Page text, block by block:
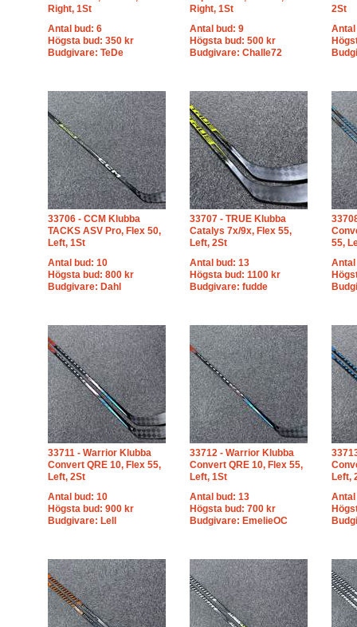
Right, 1St
Antal bud: 6
Högsta bud: 350 kr
Budgivare: TeDe
Right, 1St
Antal bud: 9
Högsta bud: 500 kr
Budgivare: Challe72
2St
Antal
33706 - CCM Klubba
TACKS ASV Pro, Flex 50,
Left, 1St
Antal bud: 10
Högsta bud: 800 kr
Budgivare: Dahl
33707 - TRUE Klubba
Catalys 7x/9x, Flex 55,
Left, 2St
Antal bud: 13
Högsta bud: 1100 kr
Budgivare: fudde
55,
Antal
33711 - Warrior Klubba
Convert QRE 10, Flex 55,
Left, 2St
Antal bud: 10
Högsta bud: 900 kr
Budgivare: Lell
33712 - Warrior Klubba
Convert QRE 10, Flex 55,
Left, 1St
Antal bud: 13
Högsta bud: 700 kr
Budgivare: EmelieOC
Left,
Antal